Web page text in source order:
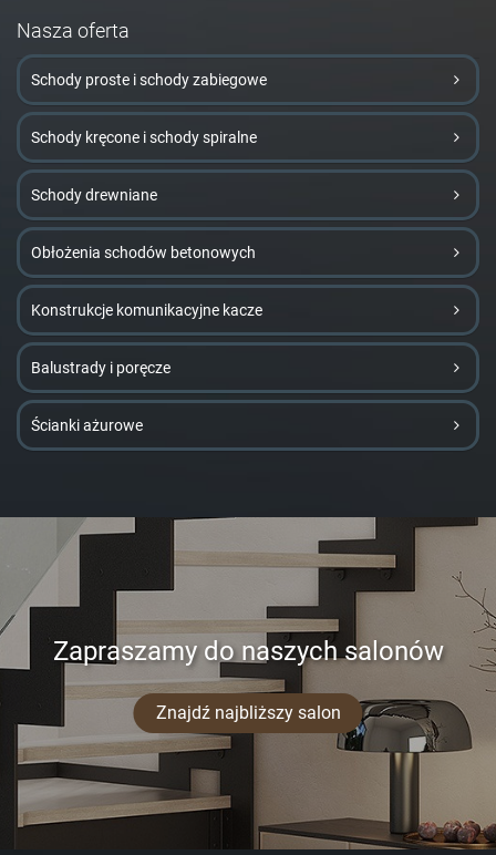
Nasza oferta
Schody proste i schody zabiegowe
Schody kręcone i schody spiralne
Schody drewniane
Obłożenia schodów betonowych
Konstrukcje komunikacyjne kacze
Balustrady i poręcze
Ścianki ażurowe
Zapraszamy do naszych salonów
Znajdź najbliższy salon